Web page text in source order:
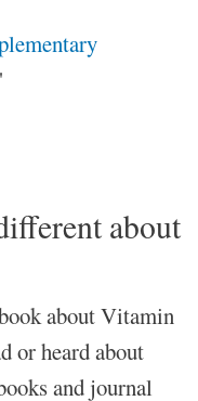
about
about Vitamin
or heard about
and journal